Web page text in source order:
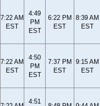
7:22 AM
EST
4:49
PM
EST
6:22 PM
EST
8:39 AM
EST
7:22 AM
EST
4:50
PM
EST
7:37 PM
EST
9:15 AM
EST
4:51